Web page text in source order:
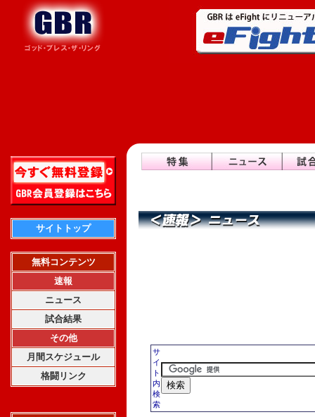
サイトトップ
無料コンテンツ
速報
ニュース
試合結果
その他
月間スケジュール
格闘リンク
サ
イ
ト
内
検
索